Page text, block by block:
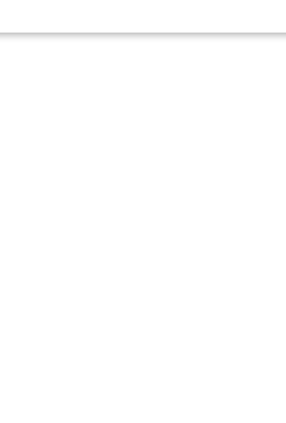
pubblicizzati, e allo stesso